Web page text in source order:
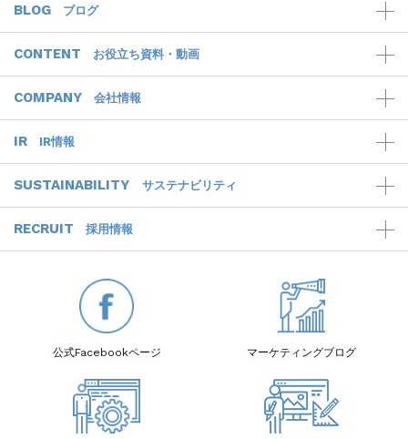
BLOG ブログ
CONTENT お役立ち資料・動画
COMPANY 会社情報
IR IR情報
SUSTAINABILITY サステナビリティ
RECRUIT 採用情報
公式Facebookページ マーケティングブログ